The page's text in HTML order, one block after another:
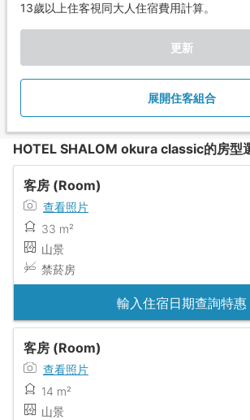
13歲以上住客視同大人住宿費用計算。
更新
展開住客組合
HOTEL SHALOM okura classic的房型
客房 (Room)
查看照片
33 m²
山景
禁菸房
輸入住宿日期查詢特惠
客房 (Room)
查看照片
14 m²
山景